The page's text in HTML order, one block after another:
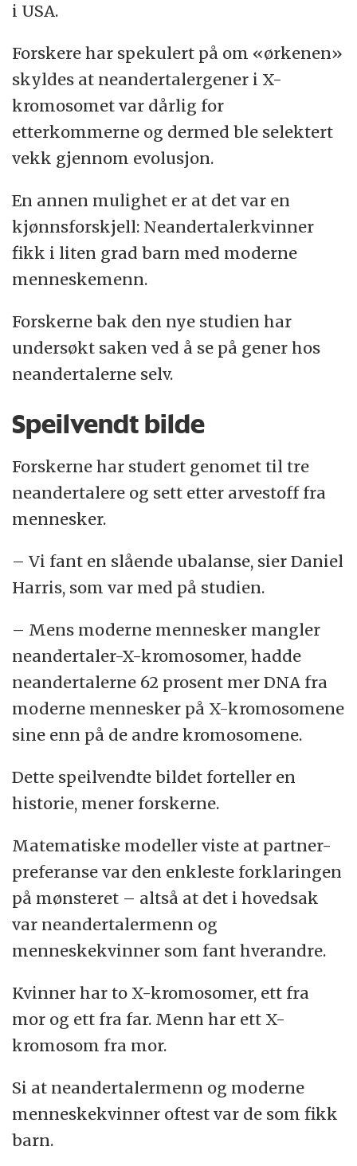
i USA.
Forskere har spekulert på om «ørkenen»
skyldes at neandertalergener i X-
kromosomet var dårlig for
etterkommerne og dermed ble selektert
vekk gjennom evolusjon.
En annen mulighet er at det var en
kjønnsforskjell: Neandertalerkvinner
fikk i liten grad barn med moderne
menneskemenn.
Forskerne bak den nye studien har
undersøkt saken ved å se på gener hos
neandertalerne selv.
Speilvendt bilde
Forskerne har studert genomet til tre
neandertalere og sett etter arvestoff fra
mennesker.
– Vi fant en slående ubalanse, sier Daniel
Harris, som var med på studien.
– Mens moderne mennesker mangler
neandertaler-X-kromosomer, hadde
neandertalerne 62 prosent mer DNA fra
moderne mennesker på X-kromosomene
sine enn på de andre kromosomene.
Dette speilvendte bildet forteller en
historie, mener forskerne.
Matematiske modeller viste at partner-
preferanse var den enkleste forklaringen
på mønsteret – altså at det i hovedsak
var neandertalermenn og
menneskekvinner som fant hverandre.
Kvinner har to X-kromosomer, ett fra
mor og ett fra far. Menn har ett X-
kromosom fra mor.
Si at neandertalermenn og moderne
menneskekvinner oftest var de som fikk
barn.